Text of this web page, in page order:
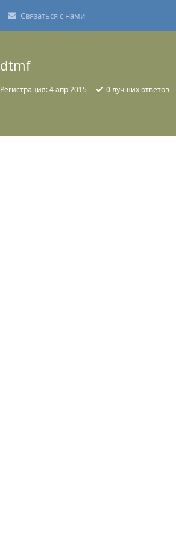
Связаться с нами
dtmf
Регистрация:4 апр 2015 0лучших ответов